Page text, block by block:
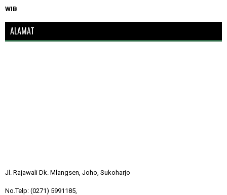
WIB
ALAMAT
Jl. Rajawali Dk. Mlangsen, Joho, Sukoharjo
No.Telp: (0271) 5991185,